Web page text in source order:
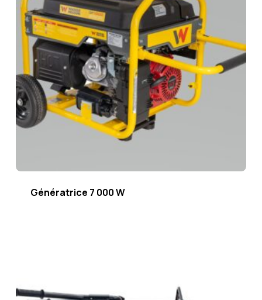
Génératrice 7 000 W